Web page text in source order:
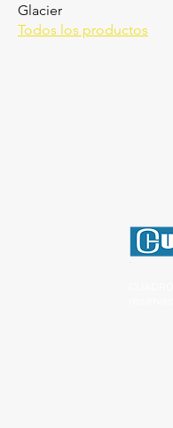
Glacier
Todos los productos